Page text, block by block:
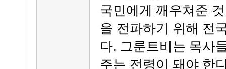
국민에게 깨우쳐준
을 전파하기 위해 전
다. 그룬트비는 목사
주는 전령이 돼야 한